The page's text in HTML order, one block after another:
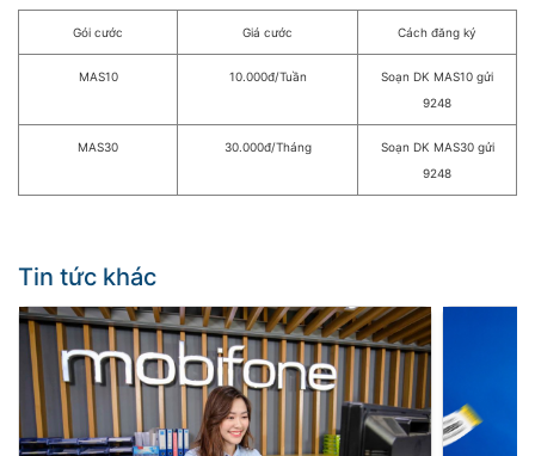
Gói cước Giá cước Cách đăng ký
MAS10 10.000đ/Tuần
Soạn DK MAS10 gửi
9248
MAS30 30.000đ/Tháng
Soạn DK MAS30 gửi
9248
Tin tức khác